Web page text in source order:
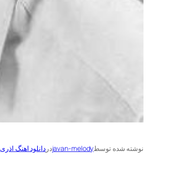
نوشته شده توسطjavan-melodyدردانلود اهنگ اذری